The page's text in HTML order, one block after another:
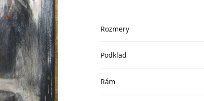
Rozmery
Podklad
Rám